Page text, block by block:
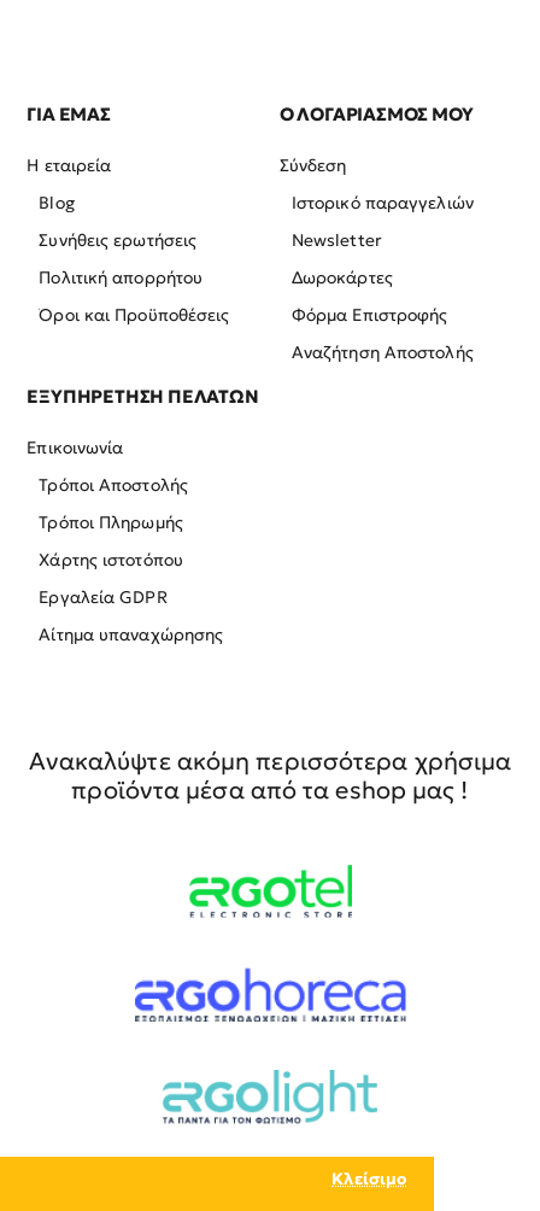
Κλείσιμο
ΓΙΑ ΕΜΑΣ
Η εταιρεία
Blog
Συνήθεις ερωτήσεις
Πολιτική απορρήτου
Όροι και Προϋποθέσεις
Ο ΛΟΓΑΡΙΑΣΜΟΣ ΜΟΥ
Σύνδεση
Ιστορικό παραγγελιών
Newsletter
Δωροκάρτες
Φόρμα Επιστροφής
Αναζήτηση Αποστολής
ΕΞΥΠΗΡΕΤΗΣΗ ΠΕΛΑΤΩΝ
Επικοινωνία
Τρόποι Αποστολής
Τρόποι Πληρωμής
Χάρτης ιστοτόπου
Εργαλεία GDPR
Αίτημα υπαναχώρησης
Ανακαλύψτε ακόμη περισσότερα χρήσιμα
προϊόντα μέσα από τα eshop μας !